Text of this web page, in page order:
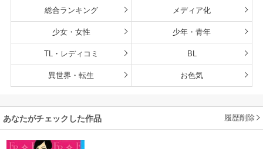
総合ランキング メディア化
少女・女性 少年・青年
TL・レディコミ BL
異世界・転生 お色気
あなたがチェックした作品 履歴削除